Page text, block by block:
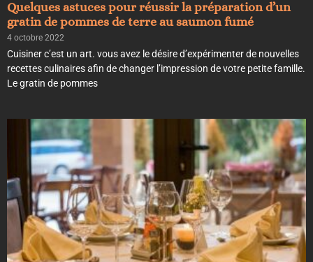
Quelques astuces pour réussir la préparation d’un
gratin de pommes de terre au saumon fumé
4 octobre 2022
Cuisiner c’est un art. vous avez le désire d’expérimenter de nouvelles
recettes culinaires afin de changer l’impression de votre petite famille.
Le gratin de pommes